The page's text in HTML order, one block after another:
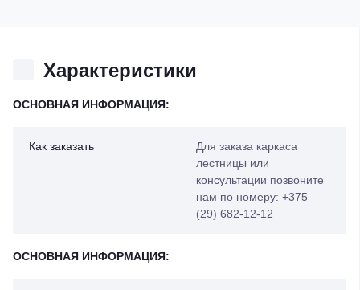
Характеристики
ОСНОВНАЯ ИНФОРМАЦИЯ:
Как заказать
Для заказа каркаса
лестницы или
консультации позвоните
нам по номеру: +375
(29) 682-12-12
ОСНОВНАЯ ИНФОРМАЦИЯ: